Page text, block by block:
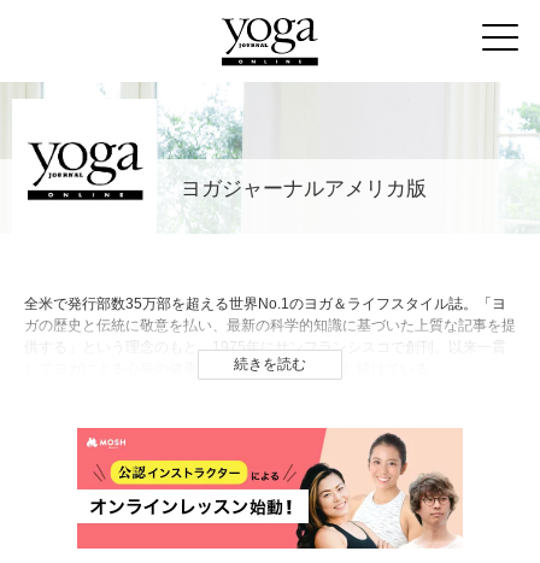
ヨガジャーナルアメリカ版
全米で発行部数35万部を超える世界No.1のヨガ＆ライフスタイル誌。「ヨ
ガの歴史と伝統に敬意を払い、最新の科学的知識に基づいた上質な記事を提
供する」という理念のもと、1975年にサンフランシスコで創刊。以来一貫
してヨガによる心身の健康と幸せな生き方を提案し続けている。
続きを読む